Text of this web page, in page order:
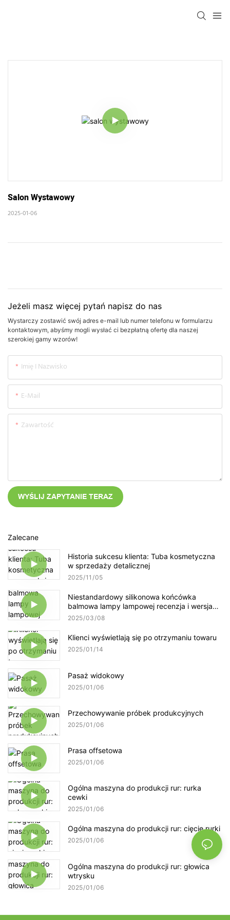
Salon Wystawowy
2025-01-06
Jeżeli masz więcej pytań napisz do nas
Wystarczy zostawić swój adres e-mail lub numer telefonu w formularzu
kontaktowym, abyśmy mogli wysłać ci bezpłatną ofertę dla naszej
szerokiej gamy wzorów!
Imię I Nazwisko
E-Mail
Zawartość
WYŚLIJ ZAPYTANIE TERAZ
Zalecane
Historia sukcesu klienta: Tuba kosmetyczna
w sprzedaży detalicznej
2025 11 05
Niestandardowy silikonowa końcówka
balmowa lampy lampowej recenzja i wersja
demonstracyjna aplikacji
2025 03 08
Klienci wyświetlają się po otrzymaniu towaru
2025 01 14
Pasaż widokowy
2025 01 06
Przechowywanie próbek produkcyjnych
2025 01 06
Prasa offsetowa
2025 01 06
Ogólna maszyna do produkcji rur: rurka
cewki
2025 01 06
Ogólna maszyna do produkcji rur: cięcie rurki
2025 01 06
Ogólna maszyna do produkcji rur: głowica
wtrysku
2025 01 06